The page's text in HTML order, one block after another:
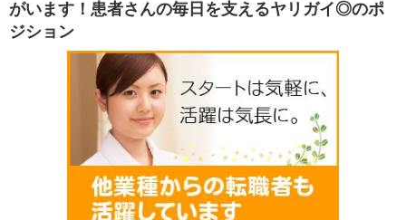
がいます！患者さんの毎日を支えるヤリガイ◎のポ
ジション